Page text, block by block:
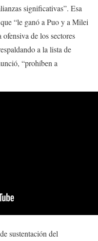
significativas”. Esa
“le ganó a Puo y a Milei
de los sectores
a la lista de
“prohíben a
sustentación del